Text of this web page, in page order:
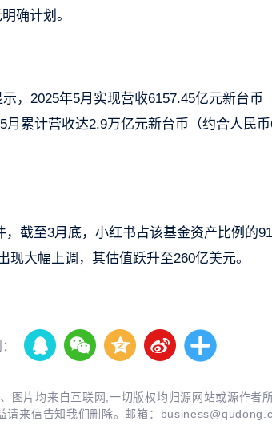
确计划。
，2025年5月实现营收6157.45亿元新台币
月累计营收达2.9万亿元新台币（约合人民
截至3月底，小红书占该基金资产比例的
大幅上调，其估值跃升至260亿美元。
图片均来自互联网,一切版权均归源网站或源作者所
请来信告知我们删除。邮箱：